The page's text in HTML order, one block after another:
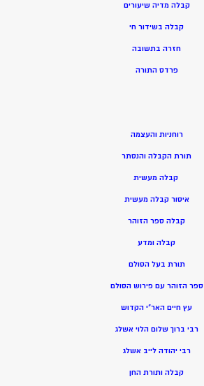
קבלה מדיה שיעורים
קבלה בשידור חי
חזרה בתשובה
פרדס התורה
רוחניות והעצמה
תורת הקבלה והנסתר
קבלה מעשית
איסור קבלה מעשית
קבלה ספר הזוהר
קבלה ומדע
תורת בעל הסולם
ספר הזוהר עם פירוש הסולם
עץ חיים האר”י הקדוש
רבי ברוך שלום הלוי אשלג
רבי יהודה לייב אשלג
קבלה ותורת החן